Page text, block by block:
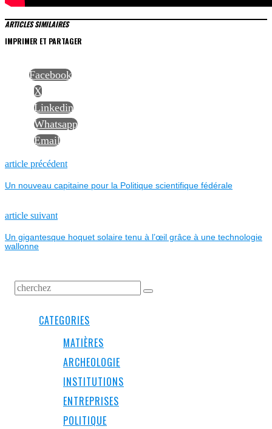
ARTICLES SIMILAIRES
IMPRIMER ET PARTAGER
Facebook
X
Linkedin
Whatsapp
Email
NAVIGATION
DE
L’ARTICLE
article précédentPrevious
Un nouveau capitaine pour la Politique scientifique fédérale
article suivantNext
Un gigantesque hoquet solaire tenu à l’œil grâce à une technologie
wallonne
CATEGORIES
MATIÈRES
ARCHEOLOGIE
INSTITUTIONS
ENTREPRISES
POLITIQUE